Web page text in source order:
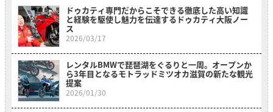
ドゥカティ専門だからこそできる徹底した高い知識
と経験を駆使し魅力を伝達するドゥカティ大阪ノー
ス
2026/03/17
レンタルBMWで琵琶湖をぐるりと一周。オープンか
ら3年目となるモトラッドミツオカ滋賀の新たな観光
提案
2026/01/30